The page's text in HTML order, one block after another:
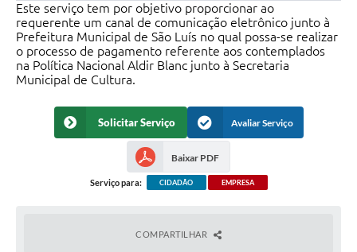
Este serviço tem por objetivo proporcionar ao
requerente um canal de comunicação eletrônico junto à
Prefeitura Municipal de São Luís no qual possa-se realizar
o processo de pagamento referente aos contemplados
na Política Nacional Aldir Blanc junto à Secretaria
Municipal de Cultura.
Solicitar Serviço Avaliar Serviço
Baixar PDF
Serviço para: CIDADÃO EMPRESA
COMPARTILHAR